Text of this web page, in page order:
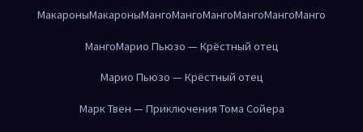
МакароныМакароныМангоМангоМангоМангоМангоМанго
МангоМарио Пьюзо — Крёстный отец
Марио Пьюзо — Крёстный отец
Марк Твен — Приключения Тома Сойера